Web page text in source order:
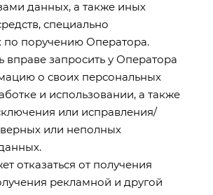
данных, а также иных
специально
по поручению Оператора.
вправе запросить у Оператора
о своих персональных
и использовании, а также
или исправления/
или неполных
отказаться от получения
рекламной и другой